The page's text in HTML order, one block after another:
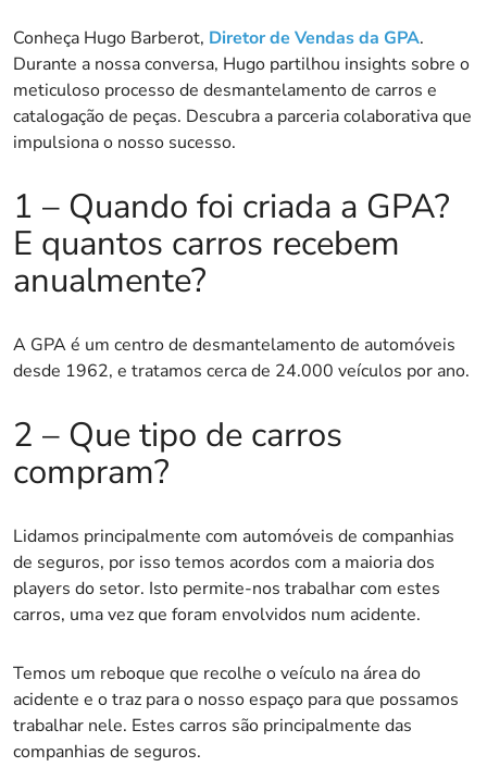
Conheça Hugo Barberot, Diretor de Vendas da GPA.
Durante a nossa conversa, Hugo partilhou insights sobre o
meticuloso processo de desmantelamento de carros e
catalogação de peças. Descubra a parceria colaborativa que
impulsiona o nosso sucesso.
1 – Quando foi criada a GPA?
E quantos carros recebem
anualmente?
A GPA é um centro de desmantelamento de automóveis
desde 1962, e tratamos cerca de 24.000 veículos por ano.
2 – Que tipo de carros
compram?
Lidamos principalmente com automóveis de companhias
de seguros, por isso temos acordos com a maioria dos
players do setor. Isto permite-nos trabalhar com estes
carros, uma vez que foram envolvidos num acidente.
Temos um reboque que recolhe o veículo na área do
acidente e o traz para o nosso espaço para que possamos
trabalhar nele. Estes carros são principalmente das
companhias de seguros.